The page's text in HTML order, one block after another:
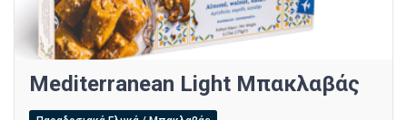
Mediterranean Light Μπακλαβάς